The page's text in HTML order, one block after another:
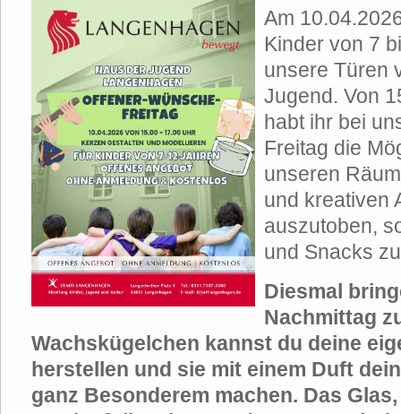
Am
Kinder von 7
unsere Türen
Jugend. Von
habt ihr bei
Freitag die
unseren
und kreativen
auszutoben,
und Snacks
Diesmal
Nachmittag
Wachskügelchen kannst du deine
herstellen und sie mit einem Duft
ganz Besonderem machen. Das